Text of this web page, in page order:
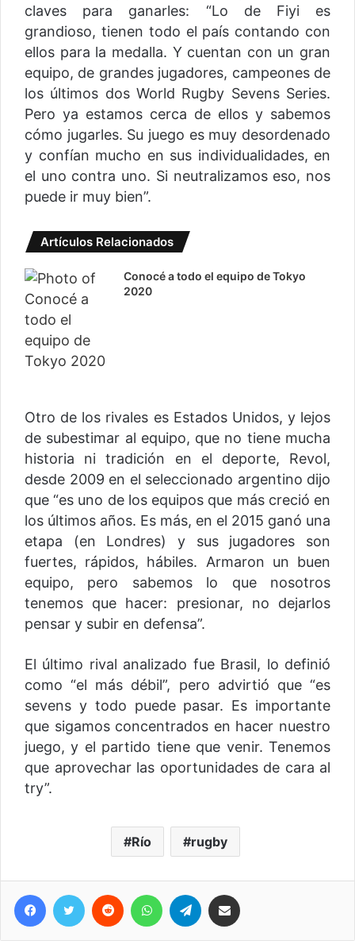
claves para ganarles: “Lo de Fiyi es
grandioso, tienen todo el país contando con
ellos para la medalla. Y cuentan con un gran
equipo, de grandes jugadores, campeones de
los últimos dos World Rugby Sevens Series.
Pero ya estamos cerca de ellos y sabemos
cómo jugarles. Su juego es muy desordenado
y confían mucho en sus individualidades, en
el uno contra uno. Si neutralizamos eso, nos
puede ir muy bien”.
Artículos Relacionados
Conocé a todo el equipo de Tokyo
2020
Otro de los rivales es Estados Unidos, y lejos
de subestimar al equipo, que no tiene mucha
historia ni tradición en el deporte, Revol,
desde 2009 en el seleccionado argentino dijo
que “es uno de los equipos que más creció en
los últimos años. Es más, en el 2015 ganó una
etapa (en Londres) y sus jugadores son
fuertes, rápidos, hábiles. Armaron un buen
equipo, pero sabemos lo que nosotros
tenemos que hacer: presionar, no dejarlos
pensar y subir en defensa”.
El último rival analizado fue Brasil, lo definió
como “el más débil”, pero advirtió que “es
sevens y todo puede pasar. Es importante
que sigamos concentrados en hacer nuestro
juego, y el partido tiene que venir. Tenemos
que aprovechar las oportunidades de cara al
try”.
Río rugby
Telegram